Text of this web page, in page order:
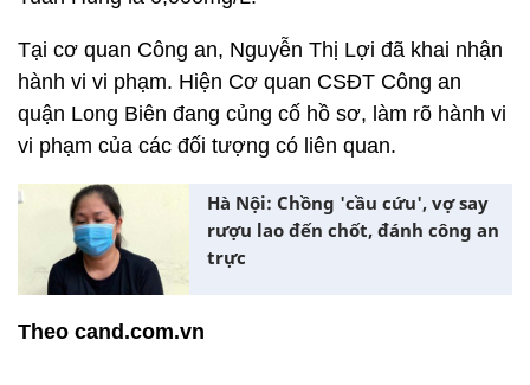
Tại cơ quan Công an, Nguyễn Thị Lợi đã khai nhận
hành vi vi phạm. Hiện Cơ quan CSĐT Công an
quận Long Biên đang củng cố hồ sơ, làm rõ hành vi
vi phạm của các đối tượng có liên quan.
Hà Nội: Chồng 'cầu cứu', vợ say
rượu lao đến chốt, đánh công an
trực
Theo cand.com.vn